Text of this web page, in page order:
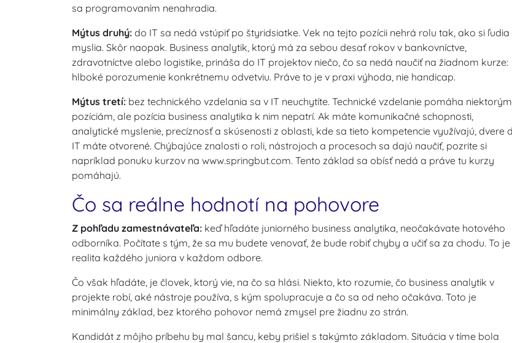
sa programovaním nenahradia.
Mýtus druhý: do IT sa nedá vstúpiť po štyridsiatke. Vek na tejto pozícii nehrá rolu tak, ako si ľudia
myslia. Skôr naopak. Business analytik, ktorý má za sebou desať rokov v bankovníctve,
zdravotníctve alebo logistike, prináša do IT projektov niečo, čo sa nedá naučiť na žiadnom kurze:
hlboké porozumenie konkrétnemu odvetviu. Práve to je v praxi výhoda, nie handicap.
Mýtus tretí: bez technického vzdelania sa v IT neuchytíte. Technické vzdelanie pomáha niektorým
pozíciám, ale pozícia business analytika k nim nepatrí. Ak máte komunikačné schopnosti,
analytické myslenie, precíznosť a skúsenosti z oblasti, kde sa tieto kompetencie využívajú, dvere
IT máte otvorené. Chýbajúce znalosti o roli, nástrojoch a procesoch sa dajú naučiť, pozrite si
napríklad ponuku kurzov na www.springbut.com. Tento základ sa obísť nedá a práve tu kurzy
pomáhajú.
Čo sa reálne hodnotí na pohovore
Z pohľadu zamestnávateľa: keď hľadáte juniorného business analytika, neočakávate hotového
odborníka. Počítate s tým, že sa mu budete venovať, že bude robiť chyby a učiť sa za chodu. To je
realita každého juniora v každom odbore.
Čo však hľadáte, je človek, ktorý vie, na čo sa hlási. Niekto, kto rozumie, čo business analytik v
projekte robí, aké nástroje používa, s kým spolupracuje a čo sa od neho očakáva. Toto je
minimálny základ, bez ktorého pohovor nemá zmysel pre žiadnu zo strán.
Kandidát z môjho príbehu by mal šancu, keby prišiel s takýmto základom. Situácia v tíme bola